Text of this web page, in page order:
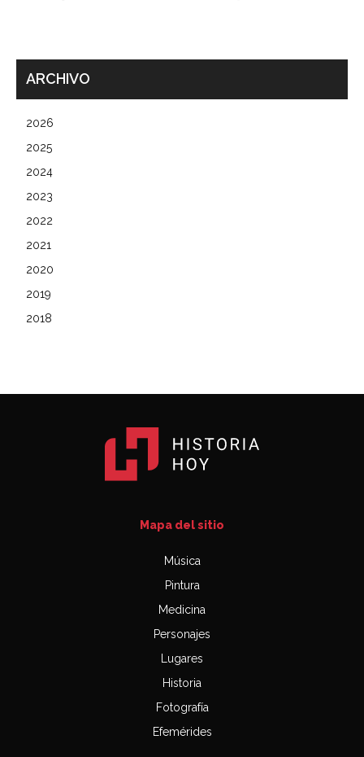
ARCHIVO
2026
2025
2024
2023
2022
2021
2020
2019
2018
Mapa del sitio
Música
Pintura
Medicina
Personajes
Lugares
Historia
Fotografía
Efemérides